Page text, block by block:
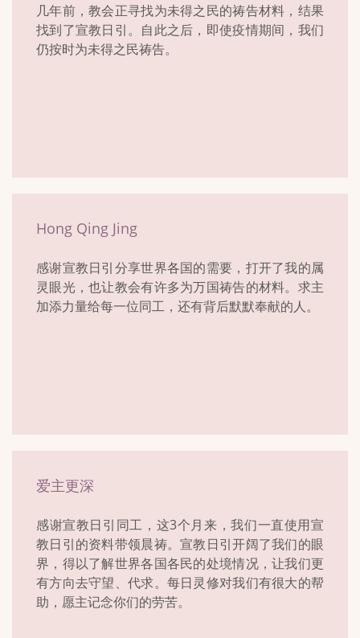
几年前，教会正寻找为未得之民的祷告材料，结果
找到了宣教日引。自此之后，即使疫情期间，我们
仍按时为未得之民祷告。
Hong Qing Jing
感谢宣教日引分享世界各国的需要，打开了我的属
灵眼光，也让教会有许多为万国祷告的材料。求主
加添力量给每一位同工，还有背后默默奉献的人。
爱主更深
感谢宣教日引同工，这3个月来，我们一直使用宣
教日引的资料带领晨祷。宣教日引开阔了我们的眼
界，得以了解世界各国各民的处境情况，让我们更
有方向去守望、代求。每日灵修对我们有很大的帮
助，愿主记念你们的劳苦。